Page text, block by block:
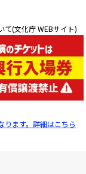
ウルフルズ
(文化庁 WEBサイト)
ります。詳細はこちら